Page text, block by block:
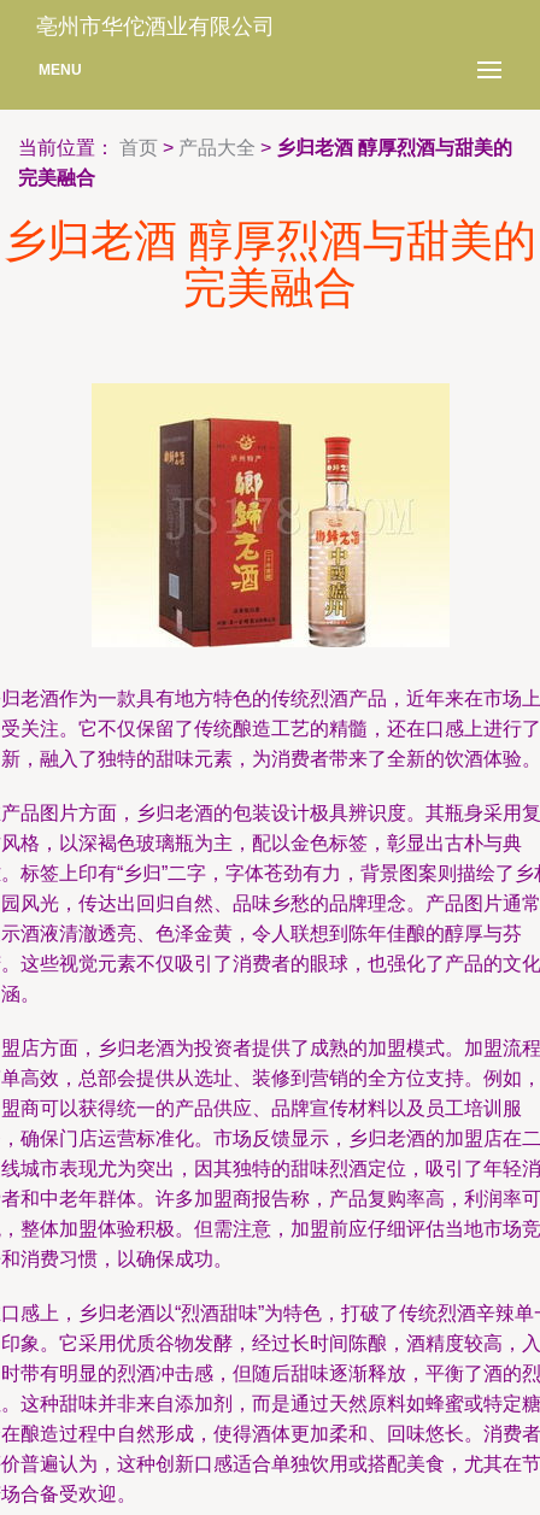
亳州市华佗酒业有限公司
MENU
当前位置： 首页 > 产品大全 > 乡归老酒 醇厚烈酒与甜美的
完美融合
乡归老酒 醇厚烈酒与甜美的
完美融合
老酒作为一款具有地方特色的传统烈酒产品，近年来在市场上
关注。它不仅保留了传统酿造工艺的精髓，还在口感上进行了
，融入了独特的甜味元素，为消费者带来了全新的饮酒体验。
品图片方面，乡归老酒的包装设计极具辨识度。其瓶身采用复
格，以深褐色玻璃瓶为主，配以金色标签，彰显出古朴与典
标签上印有“乡归”二字，字体苍劲有力，背景图案则描绘了乡
风光，传达出回归自然、品味乡愁的品牌理念。产品图片通常
酒液清澈透亮、色泽金黄，令人联想到陈年佳酿的醇厚与芬
这些视觉元素不仅吸引了消费者的眼球，也强化了产品的文化
。
店方面，乡归老酒为投资者提供了成熟的加盟模式。加盟流程
高效，总部会提供从选址、装修到营销的全方位支持。例如，
商可以获得统一的产品供应、品牌宣传材料以及员工培训服
确保门店运营标准化。市场反馈显示，乡归老酒的加盟店在二
城市表现尤为突出，因其独特的甜味烈酒定位，吸引了年轻消
和中老年群体。许多加盟商报告称，产品复购率高，利润率可
整体加盟体验积极。但需注意，加盟前应仔细评估当地市场竞
消费习惯，以确保成功。
感上，乡归老酒以“烈酒甜味”为特色，打破了传统烈酒辛辣单
象。它采用优质谷物发酵，经过长时间陈酿，酒精度较高，入
带有明显的烈酒冲击感，但随后甜味逐渐释放，平衡了酒的烈
这种甜味并非来自添加剂，而是通过天然原料如蜂蜜或特定糖
酿造过程中自然形成，使得酒体更加柔和、回味悠长。消费者
普遍认为，这种创新口感适合单独饮用或搭配美食，尤其在节
合备受欢迎。